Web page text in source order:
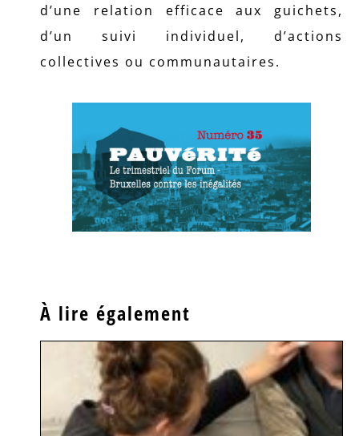
d’une relation efficace aux guichets,
d’un suivi individuel, d’actions
collectives ou communautaires.
À lire également